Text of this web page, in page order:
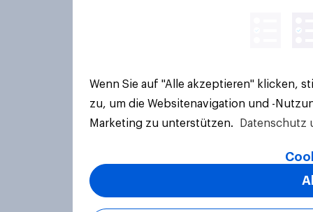
Wenn Sie auf "Alle akzeptieren" klicken,
zu, um die Websitenavigation und -
Marketing zu unterstützen.
Datenschutz